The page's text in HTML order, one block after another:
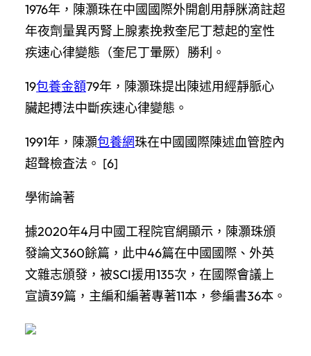
1976年，陳灝珠在中國國際外開創用靜脒滴註超
年夜劑量異丙腎上腺素挽救奎尼丁惹起的室性
疾速心律變態（奎尼丁暈厥）勝利。
19包養金額79年，陳灝珠提出陳述用經靜脈心
臟起搏法中斷疾速心律變態。
1991年，陳灝包養網珠在中國國際陳述血管腔內
超聲檢査法。 [6]
學術論著
據2020年4月中國工程院官網顯示，陳灝珠頒
發論文360餘篇，此中46篇在中國國際、外英
文雜志頒發，被SCI援用135次，在國際會議上
宣讀39篇，主編和編著專著11本，參編書36本。